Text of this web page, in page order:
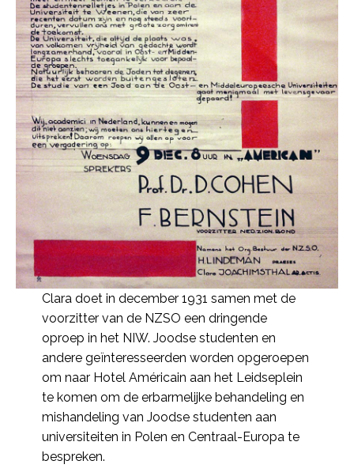
Clara doet in december 1931 samen met de
voorzitter van de NZSO een dringende
oproep in het NIW. Joodse studenten en
andere geïnteresseerden worden opgeroepen
om naar Hotel Américain aan het Leidseplein
te komen om de erbarmelijke behandeling en
mishandeling van Joodse studenten aan
universiteiten in Polen en Centraal-Europa te
bespreken.